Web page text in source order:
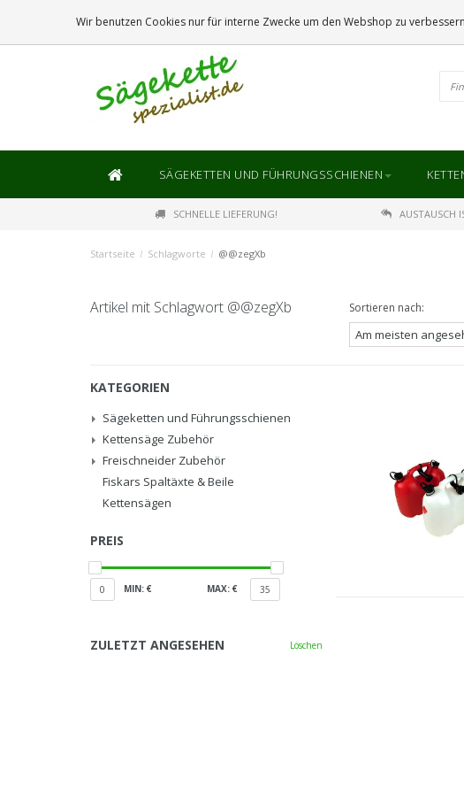
SÄGEKETTEN UND FÜHRUNGSSCHIENEN
SCHNELLE LIEFERUNG! AUSTAUSCH
Startseite / Schlagworte / @@zegXb
Artikel mit Schlagwort @@zegXb Sortieren nach:
KATEGORIEN
Sägeketten und Führungsschienen
Kettensäge Zubehör
Freischneider Zubehör
Fiskars Spaltäxte & Beile
Kettensägen
PREIS
0 MIN: € MAX: € 35
ZULETZT ANGESEHEN Löschen
Wir benutzen Cookies nur für interne Zwecke um den Webshop zu